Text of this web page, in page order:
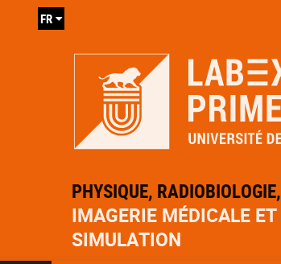
PHYSIQUE, RADIOBIOLOGIE,
IMAGERIE MÉDICALE ET
SIMULATION
FR